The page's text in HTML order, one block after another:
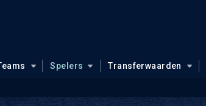
Spelers Transferwaarden